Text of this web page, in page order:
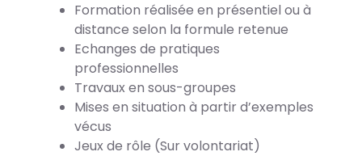
Formation réalisée en présentiel ou à
distance selon la formule retenue
Echanges de pratiques
professionnelles
Travaux en sous-groupes
Mises en situation à partir d’exemples
vécus
Jeux de rôle (Sur volontariat)